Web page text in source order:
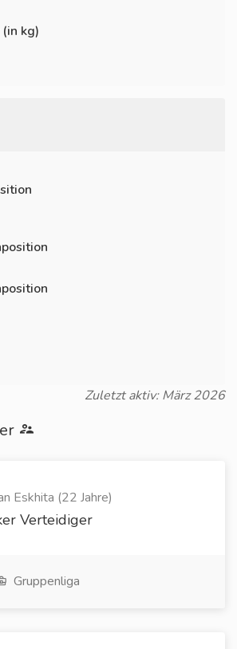
kg)
Zuletzt aktiv: März 2026
Eskhita (22 Jahre)
Verteidiger
Gruppenliga